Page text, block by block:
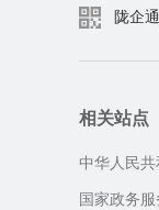
陇企通
相关站点
中华人民
国家政务